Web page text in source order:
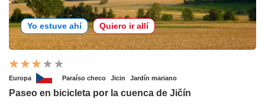
Yo estuve ahí Quiero ir allí
Europa Paraíso checo Jicin Jardín mariano
Paseo en bicicleta por la cuenca de Jičín